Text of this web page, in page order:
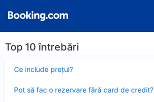
Top 10 întrebări
Ce include preţul?
închis
Pot să fac o rezervare fără card de credit?
închis